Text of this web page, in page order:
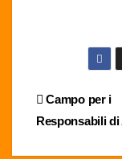
articoli
Campo per i
Responsabili di